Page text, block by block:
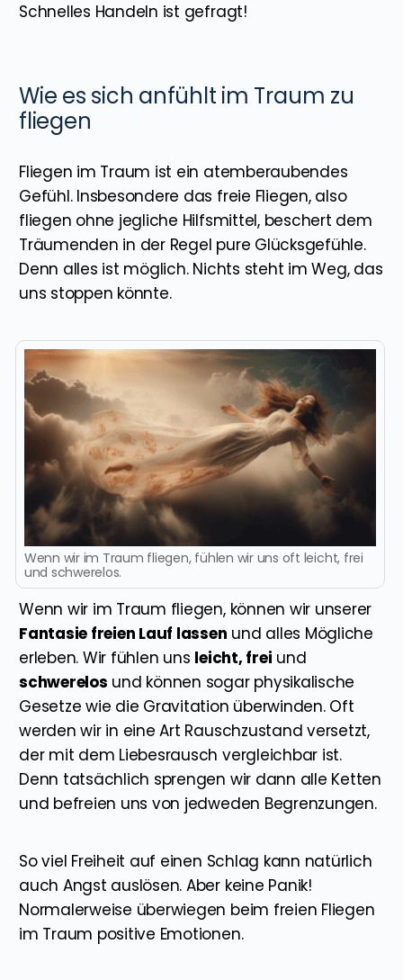
Schnelles Handeln ist gefragt!
Wie es sich anfühlt im Traum zu
fliegen
Fliegen im Traum ist ein atemberaubendes
Gefühl. Insbesondere das freie Fliegen, also
fliegen ohne jegliche Hilfsmittel, beschert dem
Träumenden in der Regel pure Glücksgefühle.
Denn alles ist möglich. Nichts steht im Weg, das
uns stoppen könnte.
Wenn wir im Traum fliegen, fühlen wir uns oft leicht, frei
und schwerelos.
Wenn wir im Traum fliegen, können wir unserer
Fantasie freien Lauf lassen und alles Mögliche
erleben. Wir fühlen uns leicht, frei und
schwerelos und können sogar physikalische
Gesetze wie die Gravitation überwinden. Oft
werden wir in eine Art Rauschzustand versetzt,
der mit dem Liebesrausch vergleichbar ist.
Denn tatsächlich sprengen wir dann alle Ketten
und befreien uns von jedweden Begrenzungen.
So viel Freiheit auf einen Schlag kann natürlich
auch Angst auslösen. Aber keine Panik!
Normalerweise überwiegen beim freien Fliegen
im Traum positive Emotionen.